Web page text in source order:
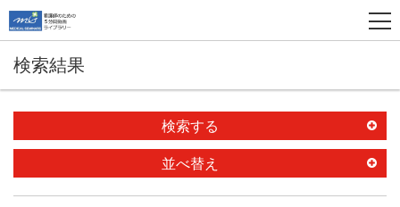
検索結果
検索する
並べ替え